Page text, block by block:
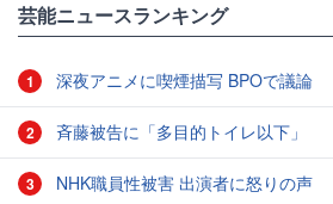
芸能ニュースランキング
1 深夜アニメに喫煙描写 BPOで議論
2 斉藤被告に「多目的トイレ以下」
3 NHK職員性被害 出演者に怒りの声